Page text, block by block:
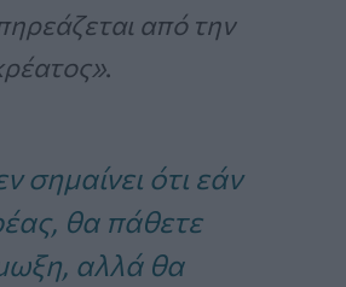
από την
.
σημαίνει ότι εάν
θα πάθετε
αλλά θα